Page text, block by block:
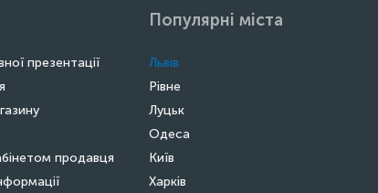
презентації
продавця
Популярні міста
Львів
Рівне
Луцьк
Одеса
Київ
Харків